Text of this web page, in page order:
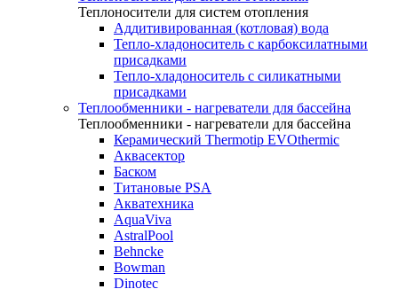
Теплоносители для систем отопления
Аддитивированная (котловая) вода
Тепло-хладоноситель с карбоксилатными
присадками
Тепло-хладоноситель с силикатными
присадками
Теплообменники - нагреватели для бассейна
Теплообменники - нагреватели для бассейна
Керамический Thermotip EVOthermic
Аквасектор
Баском
Титановые PSA
Акватехника
AquaViva
AstralPool
Behncke
Bowman
Dinotec